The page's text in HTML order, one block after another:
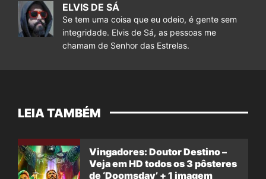
ELVIS DE SÁ
Se tem uma coisa que eu odeio, é gente sem
integridade. Elvis de Sá, as pessoas me
chamam de Senhor das Estrelas.
LEIA TAMBÉM
Vingadores: Doutor Destino –
Veja em HD todos os 3 pôsteres
de ‘Doomsday’ + 1 imagem